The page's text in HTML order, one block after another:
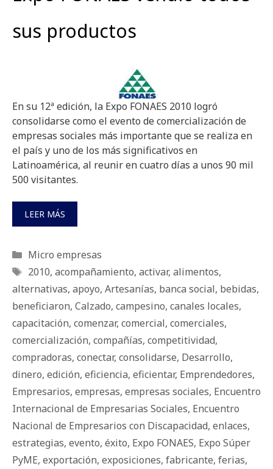
sus productos
En su 12ª edición, la Expo FONAES 2010 logró
consolidarse como el evento de comercialización de
empresas sociales más importante que se realiza en
el país y uno de los más significativos en
Latinoamérica, al reunir en cuatro días a unos 90 mil
500 visitantes.
LEER MÁS
Categorías
Micro empresas
Etiquetas
2010, acompañamiento, activar, alimentos,
alternativas, apoyo, Artesanías, banca social, bebidas,
beneficiaron, Calzado, campesino, canales locales,
capacitación, comenzar, comercial, comerciales,
comercialización, compañías, competitividad,
compradoras, conectar, consolidarse, Desarrollo,
dinero, edición, eficiencia, eficientar, Emprendedores,
Empresarios, empresas, empresas sociales, Encuentro
Internacional de Empresarias Sociales, Encuentro
Nacional de Empresarios con Discapacidad, enlaces,
estrategias, evento, éxito, Expo FONAES, Expo Súper
PyME, exportación, exposiciones, fabricante, ferias,